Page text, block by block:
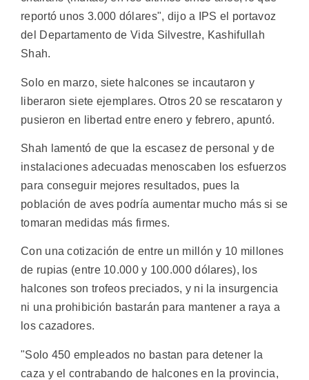
reportó unos 3.000 dólares", dijo a IPS el portavoz
del Departamento de Vida Silvestre, Kashifullah
Shah.
Solo en marzo, siete halcones se incautaron y
liberaron siete ejemplares. Otros 20 se rescataron y
pusieron en libertad entre enero y febrero, apuntó.
Shah lamentó de que la escasez de personal y de
instalaciones adecuadas menoscaben los esfuerzos
para conseguir mejores resultados, pues la
población de aves podría aumentar mucho más si se
tomaran medidas más firmes.
Con una cotización de entre un millón y 10 millones
de rupias (entre 10.000 y 100.000 dólares), los
halcones son trofeos preciados, y ni la insurgencia
ni una prohibición bastarán para mantener a raya a
los cazadores.
"Solo 450 empleados no bastan para detener la
caza y el contrabando de halcones en la provincia,